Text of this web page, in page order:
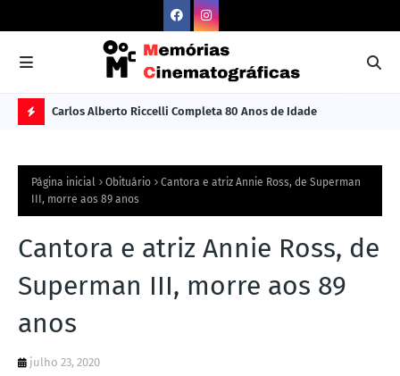
L
TI
M
A
O
Carlos Alberto Riccelli Completa 80 Anos de Idade
Página inicial Obituário
Cantora e atriz Annie Ross, de Superman
III, morre aos 89 anos
Cantora e atriz Annie Ross, de
Superman III, morre aos 89
anos
julho 23, 2020